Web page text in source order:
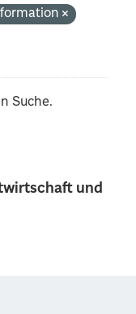
und
Suche.